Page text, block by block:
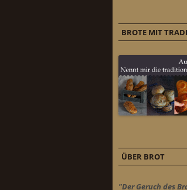
BROTE MIT
ÜBER BROT
"Der Geruch des